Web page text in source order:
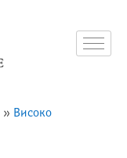
» Високо